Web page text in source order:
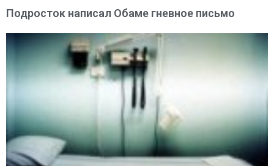
Подросток написал Обаме гневное письмо